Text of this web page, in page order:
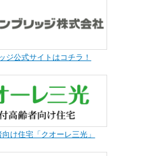
ジ公式サイトはコチラ！
け住宅「クオーレ三光」